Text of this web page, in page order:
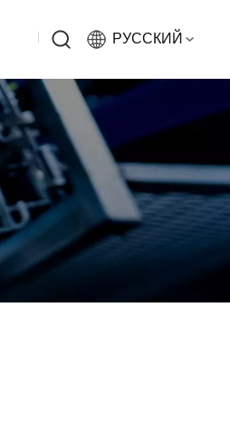
РУССКИЙ
English
Русский
Español
中文